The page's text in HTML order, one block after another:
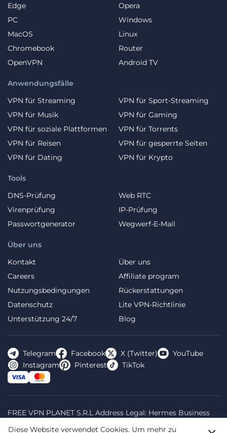
Edge
Opera
PC
Windows
MacOS
Linux
Chromebook
Router
OpenVPN
Android TV
Anwendungsfälle
VPN für Streaming
VPN für Sport-Streaming
VPN für Musik
VPN für Gaming
VPN für soziale Plattformen
VPN für Torrents
VPN für Reisen
VPN für gesperrte Seiten
VPN für Dating
VPN für Krypto
Über uns
Kontakt
Über uns
Careers
Affiliate program
Nutzungsbedingungen
Rückerstattungen
Datenschutz
Lite VPN-Richtlinie
Unterstützung 24/7
Blog
Tools
DNS-Prüfung
Web RTC
Virenprüfung
IP-Prüfung
Passwortgenerator
Wegwerf-E-Mail
Telegram Facebook X (Twitter)
YouTube
Instagram
Pinterest TikTok
FREE VPN PLANET S.R.L Address Legal: Hermes Business
Diese Website verwendet Cookies. Um mehr zu